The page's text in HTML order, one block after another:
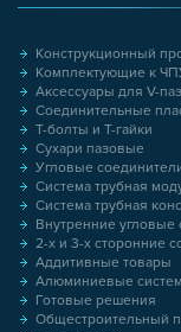
Конструкционный
Комплектующие к
Аксессуары для V-
Соединительные
Т-болты и Т-гайки
Сухари пазовые
Угловые
Система трубная
Система трубная
Внутренние угловые
2-х и 3-х сторонние
Аддитивные товары
Алюминиевые
Готовые решения
Общестроительный